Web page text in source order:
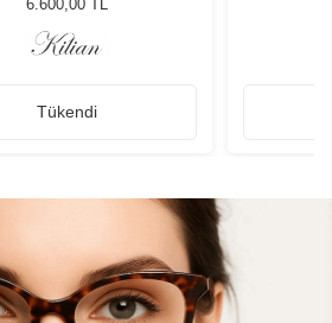
6.600,00 TL
Tükendi